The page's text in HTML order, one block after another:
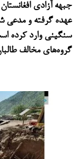
جبهه آزادی
عهده گرفته و مدعی
سنگینی وارد کرده
گروه‌های مخالف